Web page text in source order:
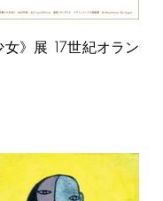
女》展 17世紀オラン